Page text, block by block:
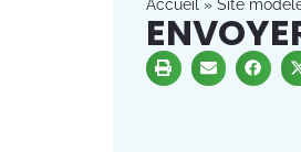
Accueil » Site